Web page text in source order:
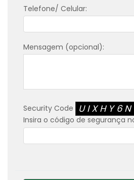
Telefone/ Celular:
Mensagem (opcional):
Security Code
Insira o código de segurança